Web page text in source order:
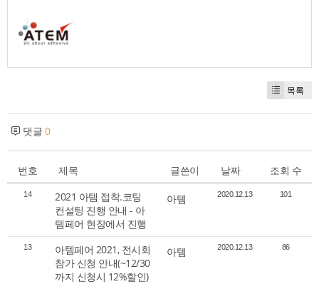
목록
댓글 0
번호 제목 글쓴이 날짜 조회 수
14
2021 아템 접착.코팅
컨설팅 진행 안내 - 아
템페어 현장에서 진행
아템 2020.12.13 101
13
아템페어 2021, 전시회
참가 신청 안내(~12/30
까지 신청시 12%할인)
아템 2020.12.13 86